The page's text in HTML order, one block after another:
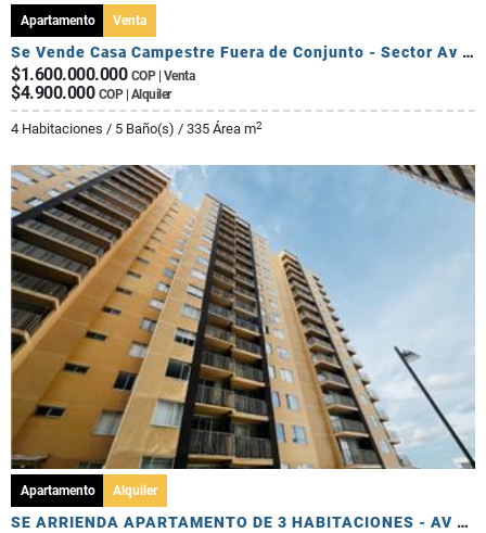
Apartamento Venta
Se Vende Casa Campestre Fuera de Conjunto - Sector Av Centenario
$1.600.000.000 COP | Venta
$4.900.000 COP | Alquiler
4 Habitaciones / 5 Baño(s) / 335 Área m2
Apartamento Alquiler
SE ARRIENDA APARTAMENTO DE 3 HABITACIONES - AV 19 NORTE